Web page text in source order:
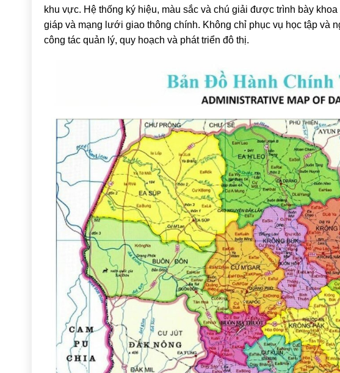
khu vực. Hệ thống ký hiệu, màu sắc và chú giải được trình bày
giáp và mạng lưới giao thông chính. Không chỉ phục vụ học tập và
công tác quản lý, quy hoạch và phát triển đô thị.